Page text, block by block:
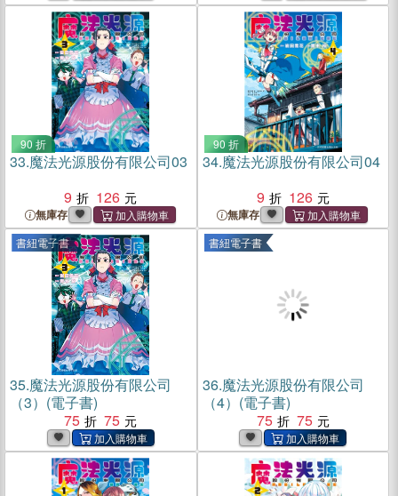
90 折
33.魔法光源股份有限公司03
9
126
無庫存
90 折
34.魔法光源股份有限公司04
9
126
無庫存
書紐電子書
35.魔法光源股份有限公司
（3）(電子書)
75
75
書紐電子書
36.魔法光源股份有限公司
（4）(電子書)
75
75